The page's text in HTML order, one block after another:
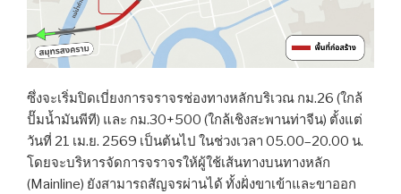
ซึ่งจะเริ่มปิดเบี่ยงการจราจรช่องทางหลักบริเวณ กม.26 (ใกล้
ปั๊มน้ำมันพีที) และ กม.30+500 (ใกล้เชิงสะพานท่าจีน) ตั้งแต่
วันที่ 21 เม.ย. 2569 เป็นต้นไป ในช่วงเวลา 05.00–20.00 น.
โดยจะบริหารจัดการจราจรให้ผู้ใช้เส้นทางบนทางหลัก
(Mainline) ยังสามารถสัญจรผ่านได้ ทั้งฝั่งขาเข้าและขาออก